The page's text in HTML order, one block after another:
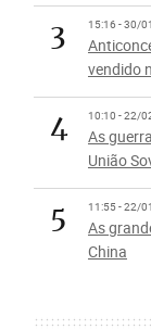
3 15:16 - 30/
vendido
4 10:10 - 22/
As
União
5 11:55 - 22/
As
China